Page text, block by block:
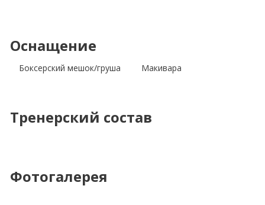
Оснащение
Боксерский мешок/груша Макивара
Тренерский состав
Фотогалерея